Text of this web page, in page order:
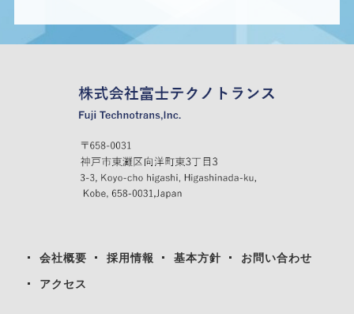
の功績をたたえ感謝の意を込めて住井グループの
役員が参列し法要を執り行いました。
2024/10/9
第40回神戸港フォークリフト
荷役技能向上大会に参加
クールビズの取り組みについて
2024/6/6
会社概要 採用情報 基本方針 お問い合わせ
アクセス